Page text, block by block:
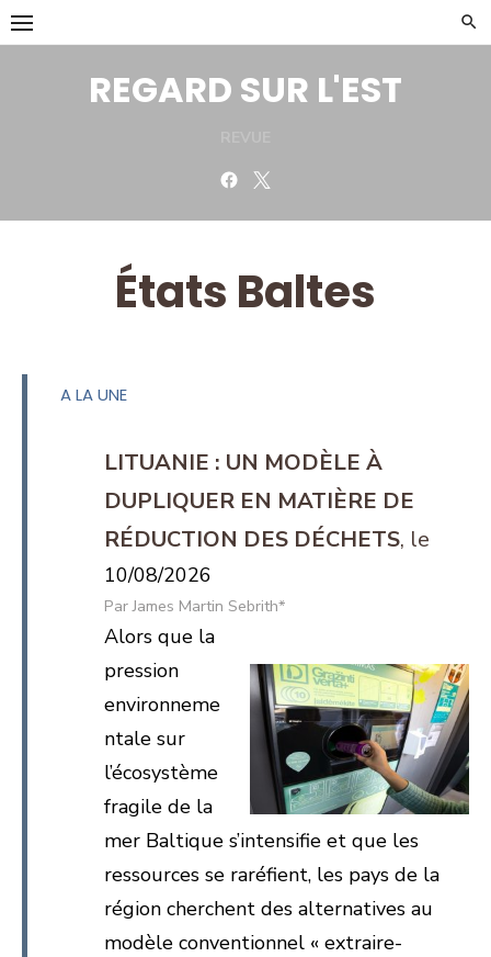
Skip
to
REGARD SUR L'EST
Facebook
États Baltes
A LA UNE
LITUANIE : UN MODÈLE À
DUPLIQUER EN MATIÈRE DE
RÉDUCTION DES DÉCHETS
10/08/2026
James Martin Sebrith*
Alors que la
pression
environneme
ntale sur
l’écosystème
fragile de la
mer Baltique s’intensifie et que les
ressources se raréfient, les pays de la
région cherchent des alternatives au
modèle conventionnel « extraire-